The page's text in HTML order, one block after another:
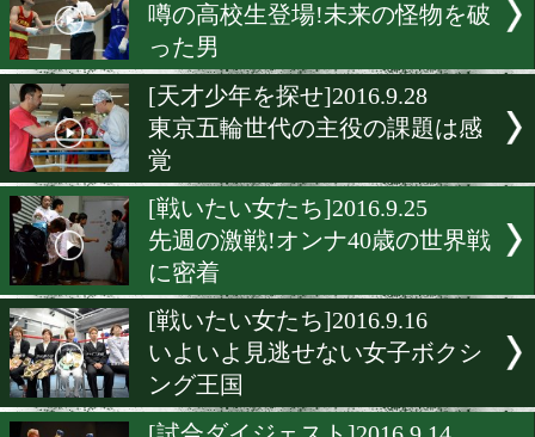
[戦いたい女たち]2016.10.4
仰天の一発芸!魅惑の淑女
ー現る
京都発!ダイヤモンドの原
待
[前日計量]2016.9.30
辰吉寿以輝が後楽園ホール
戦